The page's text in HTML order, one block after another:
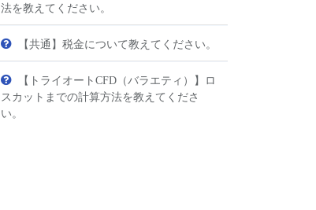
法を教えてください。
【共通】税金について教えてください。
【トライオートCFD（バラエティ）】ロ
スカットまでの計算方法を教えてくださ
い。